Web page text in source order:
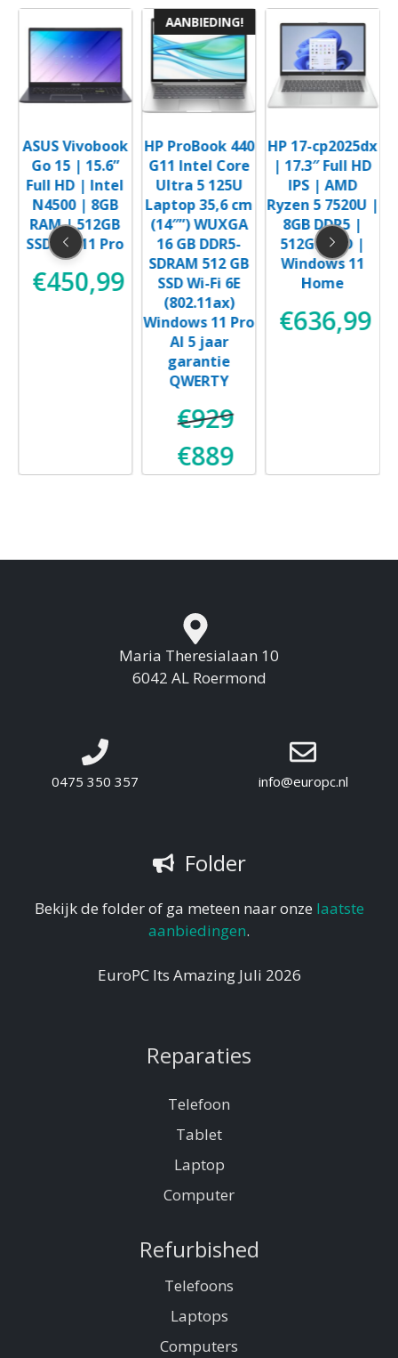
ASUS Vivobook
Go 15 | 15.6”
Full HD | Intel
N4500 | 8GB
RAM | 512GB
SSD | W11 Pro
€450,99
AANBIEDING!
HP ProBook 440
G11 Intel Core
Ultra 5 125U
Laptop 35,6 cm
(14″”) WUXGA
16 GB DDR5-
SDRAM 512 GB
SSD Wi-Fi 6E
(802.11ax)
Windows 11 Pro
AI 5 jaar
garantie
QWERTY
€929
Oorspronkelijke
€929.
€889Huidige
€889.
HP 17-cp2025dx
| 17.3″ Full HD
IPS | AMD
Ryzen 5 7520U |
8GB DDR5 |
512GB SSD |
Windows 11
Home
€636,99
Maria Theresialaan 10
6042 AL Roermond
0475 350 357 info@europc.nl
Folder
Bekijk de folder of ga meteen naar onze laatste
aanbiedingen.
EuroPC Its Amazing Juli 2026
Reparaties
Telefoon
Tablet
Laptop
Computer
Refurbished
Telefoons
Laptops
Computers